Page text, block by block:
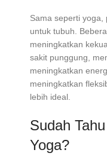
Sama seperti yoga,
untuk tubuh.
meningkatkan
sakit punggung,
meningkatkan
meningkatkan
lebih ideal.
Sudah
Yoga?